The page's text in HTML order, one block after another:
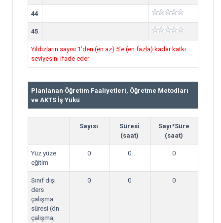
44
45
Yıldızların sayısı 1’den (en az) 5’e (en fazla) kadar katkı
seviyesini ifade eder
Planlanan Öğretim Faaliyetleri, Öğretme Metodları
ve AKTS İş Yükü
Sayısı
Süresi
(saat)
Sayı*Süre
(saat)
Yüz yüze
eğitim
0 0 0
Sınıf dışı
ders
çalışma
süresi (ön
çalışma,
0 0 0